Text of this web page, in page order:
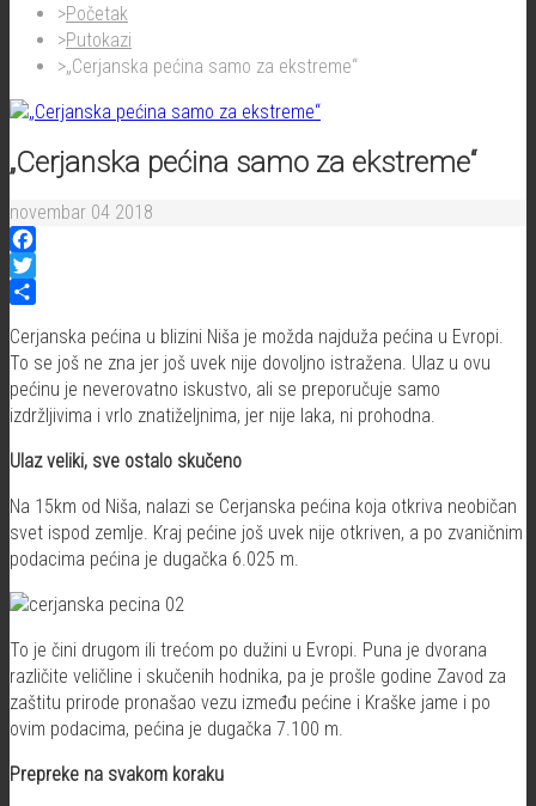
Početak
Putokazi
„Cerjanska pećina samo za ekstreme“
„Cerjanska pećina samo za ekstreme“
novembar 04 2018
Facebook
Twitter
Cerjanska pećina u blizini Niša je možda najduža pećina u Evropi.
To se još ne zna jer još uvek nije dovoljno istražena. Ulaz u ovu
pećinu je neverovatno iskustvo, ali se preporučuje samo
izdržljivima i vrlo znatiželjnima, jer nije laka, ni prohodna.
Ulaz veliki, sve ostalo skučeno
Na 15km od Niša, nalazi se Cerjanska pećina koja otkriva neobičan
svet ispod zemlje. Kraj pećine još uvek nije otkriven, a po zvaničnim
podacima pećina je dugačka 6.025 m.
To je čini drugom ili trećom po dužini u Evropi. Puna je dvorana
različite veličline i skučenih hodnika, pa je prošle godine Zavod za
zaštitu prirode pronašao vezu između pećine i Kraške jame i po
ovim podacima, pećina je dugačka 7.100 m.
Prepreke na svakom koraku